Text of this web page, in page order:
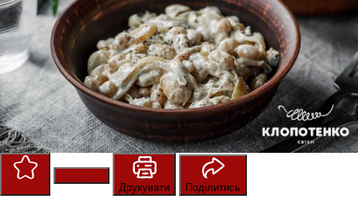
Друкувати
Поділитись